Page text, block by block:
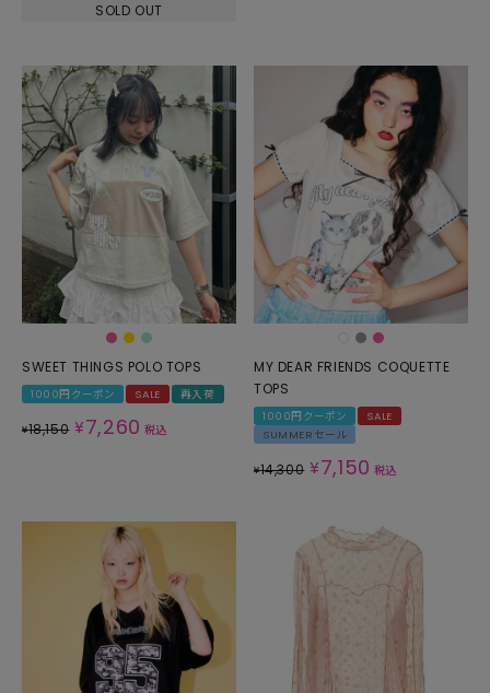
SOLD OUT
SWEET THINGS POLO TOPS
1000円クーポン SALE 再入荷
¥18,150 ¥7,260 税込
MY DEAR FRIENDS COQUETTE
TOPS
1000円クーポン
SALE
SUMMERセール
¥14,300 ¥7,150 税込